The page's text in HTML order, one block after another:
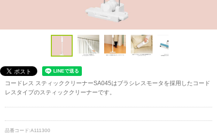
コードレス スティッククリーナーSA045はブラシレスモータを採用したコード
レスタイプのスティッククリーナーです。
品番コード:A111300